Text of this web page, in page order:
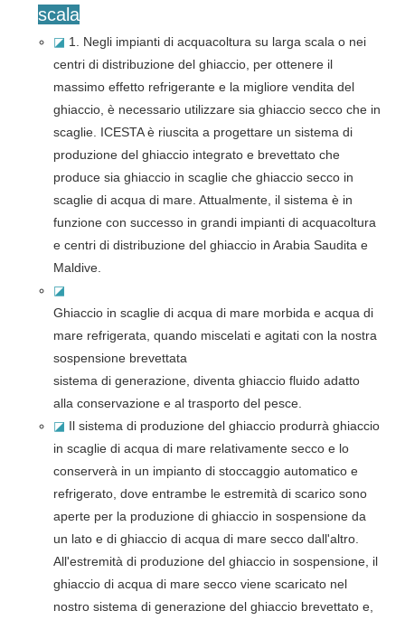
scala
◪ 1. Negli impianti di acquacoltura su larga scala o nei
centri di distribuzione del ghiaccio, per ottenere il
massimo effetto refrigerante e la migliore vendita del
ghiaccio, è necessario utilizzare sia ghiaccio secco che in
scaglie. ICESTA è riuscita a progettare un sistema di
produzione del ghiaccio integrato e brevettato che
produce sia ghiaccio in scaglie che ghiaccio secco in
scaglie di acqua di mare. Attualmente, il sistema è in
funzione con successo in grandi impianti di acquacoltura
e centri di distribuzione del ghiaccio in Arabia Saudita e
Maldive.
◪
Ghiaccio in scaglie di acqua di mare morbida e acqua di
mare refrigerata, quando miscelati e agitati con la nostra
sospensione brevettata
sistema di generazione, diventa ghiaccio fluido adatto
alla conservazione e al trasporto del pesce.
◪ Il sistema di produzione del ghiaccio produrrà ghiaccio
in scaglie di acqua di mare relativamente secco e lo
conserverà in un impianto di stoccaggio automatico e
refrigerato, dove entrambe le estremità di scarico sono
aperte per la produzione di ghiaccio in sospensione da
un lato e di ghiaccio di acqua di mare secco dall'altro.
All'estremità di produzione del ghiaccio in sospensione, il
ghiaccio di acqua di mare secco viene scaricato nel
nostro sistema di generazione del ghiaccio brevettato e,